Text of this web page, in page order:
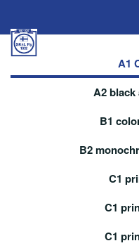
A1
A2
B1
B2
C1
C1
C1